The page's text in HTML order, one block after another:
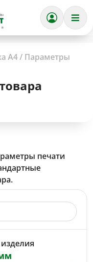
А4/ Параметры
печати